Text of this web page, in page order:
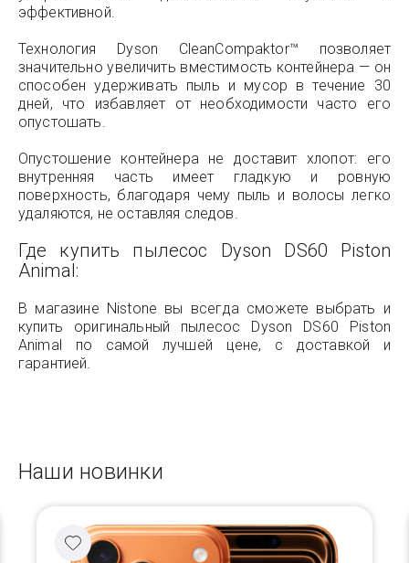
эффективной.
Технология Dyson CleanCompaktor™ позволяет
значительно увеличить вместимость контейнера — он
способен удерживать пыль и мусор в течение 30
дней, что избавляет от необходимости часто его
опустошать.
Опустошение контейнера не доставит хлопот: его
внутренняя часть имеет гладкую и ровную
поверхность, благодаря чему пыль и волосы легко
удаляются, не оставляя следов.
Где купить пылесос Dyson DS60 Piston
Animal:
В магазине Nistone вы всегда сможете выбрать и
купить оригинальный пылесос Dyson DS60 Piston
Animal по самой лучшей цене, с доставкой и
гарантией.
Наши новинки